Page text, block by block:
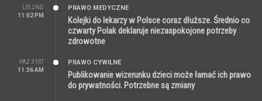
LIS 2ND
11:02 PM
PRAWO MEDYCZNE
Kolejki do lekarzy w Polsce coraz dłuższe. Średnio co
czwarty Polak deklaruje niezaspokojone potrzeby
zdrowotne
PAŹ 31ST
11:36 AM
PRAWO CYWILNE
Publikowanie wizerunku dzieci może łamać ich prawo
do prywatności. Potrzebne są zmiany